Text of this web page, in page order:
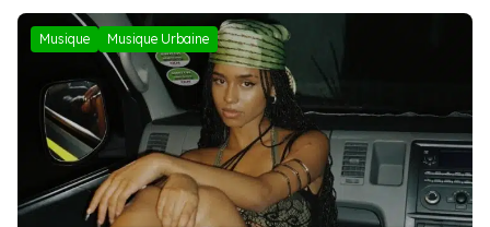
Musique Musique Urbaine